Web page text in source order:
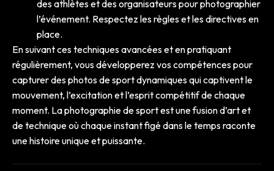
des athlètes et des organisateurs pour photographier
l’événement. Respectez les règles et les directives en
place.
En suivant ces techniques avancées et en pratiquant
régulièrement, vous développerez vos compétences pour
capturer des photos de sport dynamiques qui captivent le
mouvement, l’excitation et l’esprit compétitif de chaque
moment. La photographie de sport est une fusion d’art et
de technique où chaque instant figé dans le temps raconte
une histoire unique et puissante.